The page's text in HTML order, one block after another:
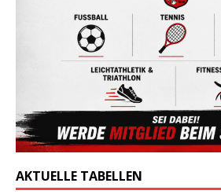
AKTUELLE TABELLEN